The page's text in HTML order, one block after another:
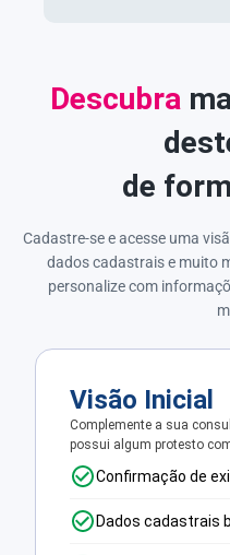
Descubra
de
Cadastre-se e acesse uma
dados cadastrais e muito
personalize com
Visão Inicial
Complemente a sua
possui algum protesto
Confirmação de
Dados cadastrais